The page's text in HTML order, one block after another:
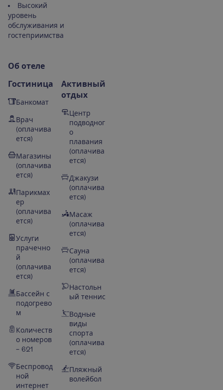
Высокий
уровень
обслуживания и
гостеприимства
Об отеле
Гостиница
Банкомат
Врач
(оплачива
ется)
Магазины
(оплачива
ется)
Парикмах
ер
(оплачива
ется)
Услуги
прачечно
й
(оплачива
ется)
Бассейн с
подогрево
м
Количеств
о номеров
– 621
Беспровод
ной
интернет
Активный
отдых
Центр
подводног
о
плавания
(оплачива
ется)
Джакузи
(оплачива
ется)
Масаж
(оплачива
ется)
Сауна
(оплачива
ется)
Настольн
ый теннис
Водные
виды
спорта
(оплачива
ется)
Пляжный
волейбол